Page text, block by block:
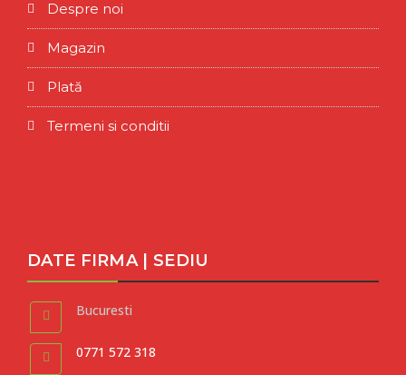
Despre noi
Magazin
Plată
Termeni si conditii
DATE FIRMA | SEDIU
Bucuresti
0771 572 318